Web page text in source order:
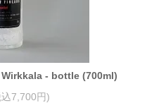
- bottle (700ml)
7,700円)